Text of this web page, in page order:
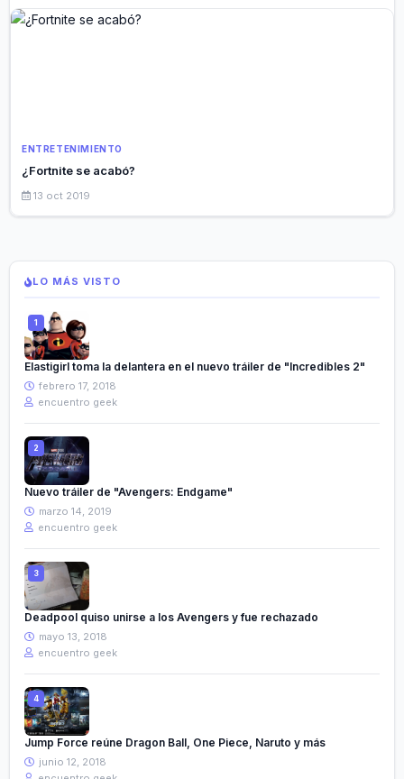
ENTRETENIMIENTO
¿Fortnite se acabó?
13 oct 2019
LO MÁS VISTO
Elastigirl toma la delantera en el nuevo tráiler de "Incredibles 2"
febrero 17, 2018
encuentro geek
Nuevo tráiler de "Avengers: Endgame"
marzo 14, 2019
encuentro geek
Deadpool quiso unirse a los Avengers y fue rechazado
mayo 13, 2018
encuentro geek
Jump Force reúne Dragon Ball, One Piece, Naruto y más
junio 12, 2018